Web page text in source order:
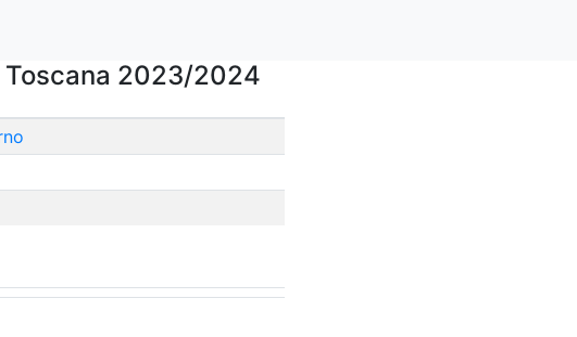
Toscana 2023/2024